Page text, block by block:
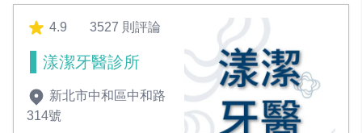
4.9 3527 則評論
漾潔牙醫診所
新北市中和區中和路
314號